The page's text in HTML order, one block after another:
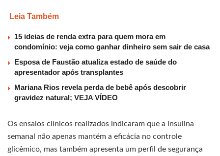
Leia Também
15 ideias de renda extra para quem mora em
condomínio: veja como ganhar dinheiro sem sair de casa
Esposa de Faustão atualiza estado de saúde do
apresentador após transplantes
Mariana Rios revela perda de bebê após descobrir
gravidez natural; VEJA VÍDEO
Os ensaios clínicos realizados indicaram que a insulina
semanal não apenas mantém a eficácia no controle
glicêmico, mas também apresenta um perfil de segurança